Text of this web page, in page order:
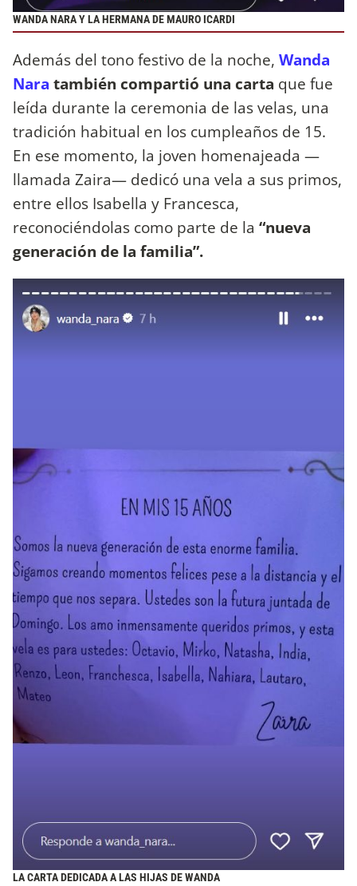
WANDA NARA Y LA HERMANA DE MAURO ICARDI
Además del tono festivo de la noche, Wanda
Nara también compartió una carta que fue
leída durante la ceremonia de las velas, una
tradición habitual en los cumpleaños de 15.
En ese momento, la joven homenajeada —
llamada Zaira— dedicó una vela a sus primos,
entre ellos Isabella y Francesca,
reconociéndolas como parte de la “nueva
generación de la familia”.
LA CARTA DEDICADA A LAS HIJAS DE WANDA